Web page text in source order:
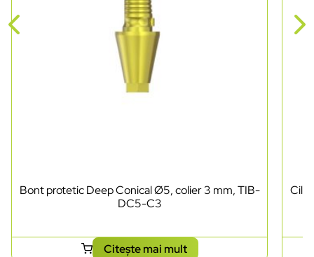
Bont protetic Deep Conical Ø5, colier 3 mm, TIB-
DC5-C3
Citește mai mult